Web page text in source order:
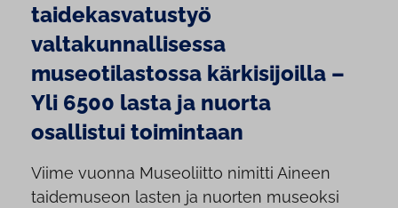
taidekasvatustyö
valtakunnallisessa
museotilastossa kärkisijoilla –
Yli 6500 lasta ja nuorta
osallistui toimintaan
Viime vuonna Museoliitto nimitti Aineen
taidemuseon lasten ja nuorten museoksi